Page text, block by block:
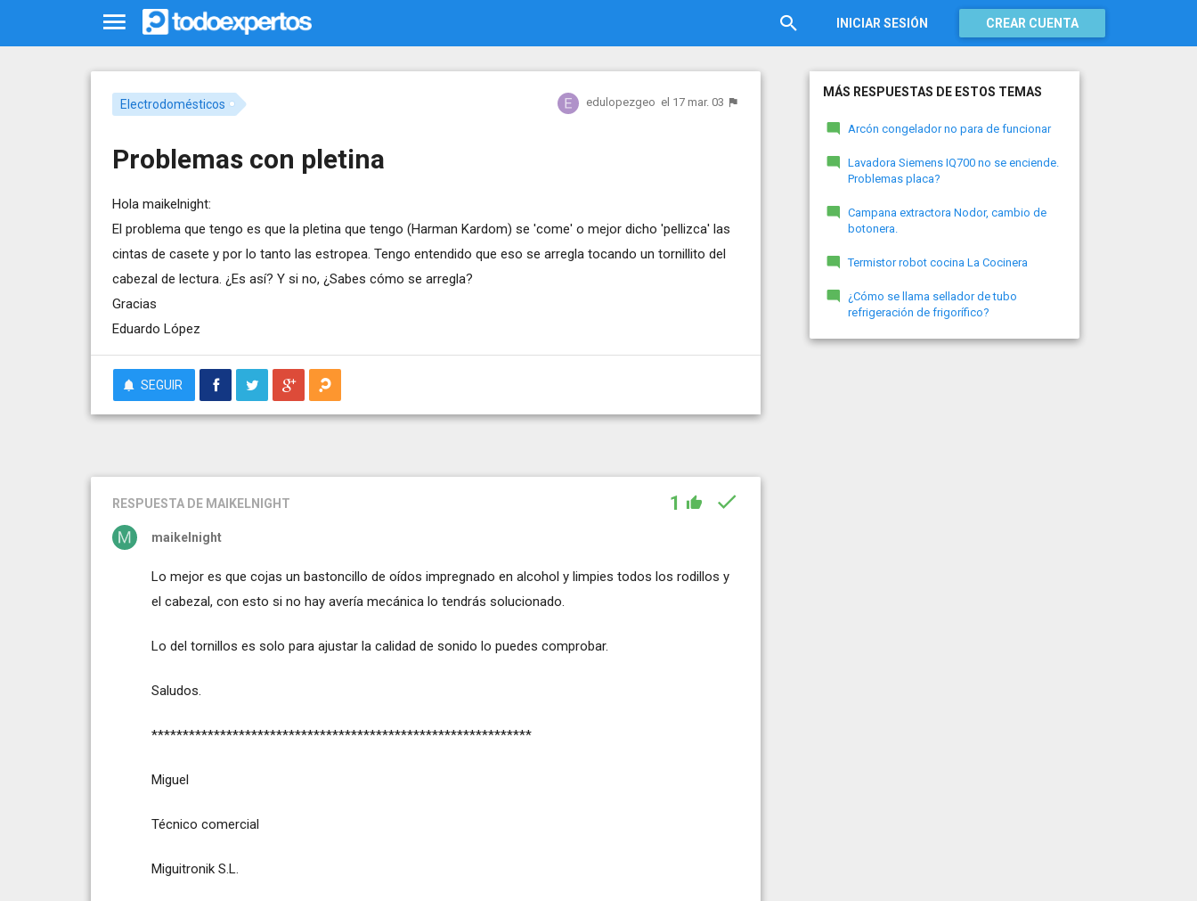
INICIAR SESIÓN CREAR CUENTA
Electrodomésticos edulopezgeo el 17 mar. 03
Problemas con pletina
Hola maikelnight:
El problema que tengo es que la pletina que tengo (Harman Kardom) se 'come' o mejor dicho 'pellizca' las
cintas de casete y por lo tanto las estropea. Tengo entendido que eso se arregla tocando un tornillito del
cabezal de lectura. ¿Es así? Y si no, ¿Sabes cómo se arregla?
Gracias
Eduardo López
SEGUIR
RESPUESTA DE MAIKELNIGHT 1
maikelnight
Lo mejor es que cojas un bastoncillo de oídos impregnado en alcohol y limpies todos los rodillos y
el cabezal, con esto si no hay avería mecánica lo tendrás solucionado.
Lo del tornillos es solo para ajustar la calidad de sonido lo puedes comprobar.
Saludos.
*************************************************************
Miguel
Técnico comercial
Miguitronik S.L.
MÁS RESPUESTAS DE ESTOS TEMAS
Arcón congelador no para de funcionar
Lavadora Siemens IQ700 no se enciende.
Problemas placa?
Campana extractora Nodor, cambio de
botonera.
Termistor robot cocina La Cocinera
¿Cómo se llama sellador de tubo
refrigeración de frigorífico?